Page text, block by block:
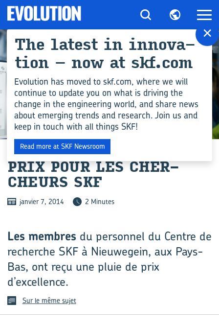
COMPÉTENCES EN INGÉNIERIE
PRIX POUR LES CHER­
CHEURS SKF
janvier 7, 2014 2 Minutes
Les membres du personnel du Centre de
recherche SKF à Nieuwegein, aux Pays-
Bas, ont reçu une pluie de prix
d’excellence.
Sur le même sujet
×
The la­test in in­no­va­
tion – now at skf.com
Evolution has moved to skf.com, where we will
continue to update you on what is driving the
change in the engineering world, and share news
about emerging trends and research. Join us and
keep in touch with all things SKF!
Read more at SKF Newsroom